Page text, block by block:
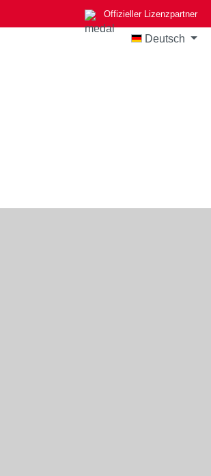
Offizieller Lizenzpartner
Deutsch